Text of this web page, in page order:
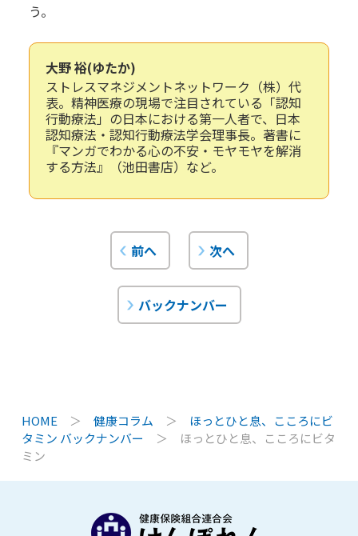
う。
大野 裕(ゆたか)
ストレスマネジメントネットワーク（株）代
表。精神医療の現場で注目されている「認知
行動療法」の日本における第一人者で、日本
認知療法・認知行動療法学会理事長。著書に
『マンガでわかる心の不安・モヤモヤを解消
する方法』（池田書店）など。
前へ 次へ
バックナンバー
HOME ＞ 健康コラム ＞ ほっとひと息、こころにビ
タミン バックナンバー ＞
ほっとひと息、こころにビタ
ミン